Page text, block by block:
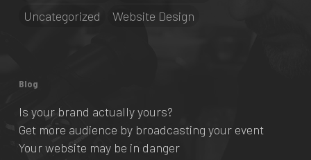
Uncategorized
Website Design
Blog
Is your brand actually yours?
Get more audience by broadcasting your event
Your website may be in danger